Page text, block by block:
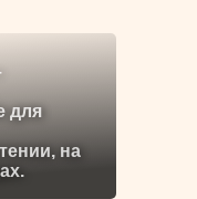
для
на